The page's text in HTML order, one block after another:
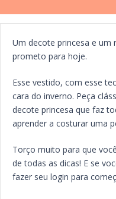
Um decote princesa e um
prometo para hoje.
Esse vestido, com esse
cara do inverno. Peça
decote princesa que faz
aprender a costurar uma
Torço muito para que
de todas as dicas! E se
fazer seu login para